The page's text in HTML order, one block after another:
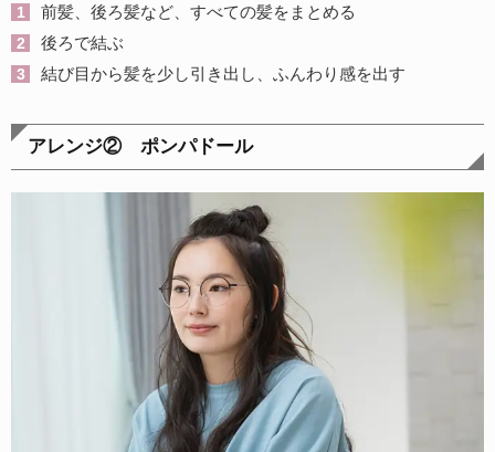
前髪、後ろ髪など、すべての髪をまとめる
後ろで結ぶ
結び目から髪を少し引き出し、ふんわり感を出す
アレンジ② ポンパドール